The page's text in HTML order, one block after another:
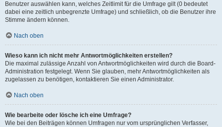
Benutzer auswählen kann, welches Zeitlimit für die Umfrage gilt (0 bedeutet
dabei eine zeitlich unbegrenzte Umfrage) und schließlich, ob die Benutzer ihre
Stimme ändern können.
Nach oben
Wieso kann ich nicht mehr Antwortmöglichkeiten erstellen?
Die maximal zulässige Anzahl von Antwortmöglichkeiten wird durch die Board-
Administration festgelegt. Wenn Sie glauben, mehr Antwortmöglichkeiten als
zugelassen zu benötigen, kontaktieren Sie einen Administrator.
Nach oben
Wie bearbeite oder lösche ich eine Umfrage?
Wie bei den Beiträgen können Umfragen nur vom ursprünglichen Verfasser,